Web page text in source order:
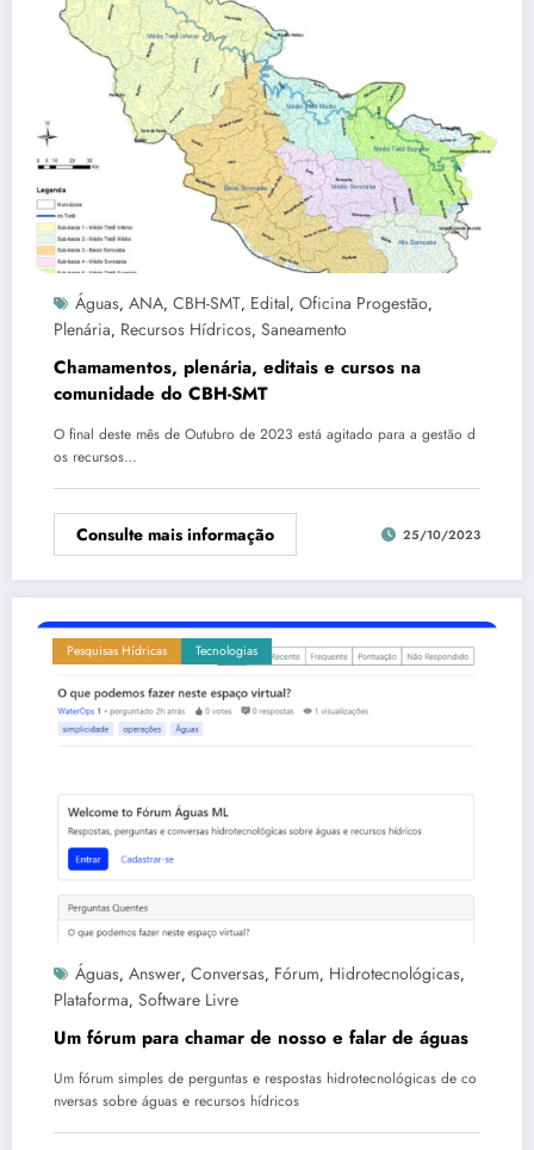
Águas, ANA, CBH-SMT, Edital, Oficina Progestão,
Plenária, Recursos Hídricos, Saneamento
Chamamentos, plenária, editais e cursos na
comunidade do CBH-SMT
O final deste mês de Outubro de 2023 está agitado para a gestão d
os recursos…
Consulte mais informação 25/10/2023
Pesquisas Hídricas Tecnologias
Águas, Answer, Conversas, Fórum, Hidrotecnológicas,
Plataforma, Software Livre
Um fórum para chamar de nosso e falar de águas
Um fórum simples de perguntas e respostas hidrotecnológicas de co
nversas sobre águas e recursos hídricos